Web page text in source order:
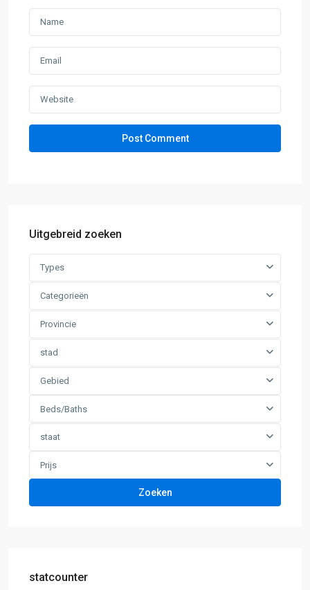
Uitgebreid zoeken
Types
Categorieën
Provincie
stad
Gebied
Beds/Baths
staat
Prijs
Zoeken
statcounter